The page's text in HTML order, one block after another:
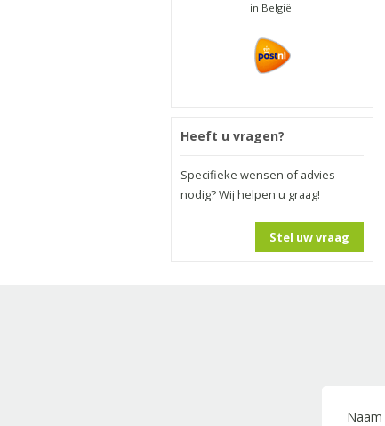
in België.
Heeft u vragen?
Specifieke wensen of advies
nodig? Wij helpen u graag!
Stel uw vraag
Naam